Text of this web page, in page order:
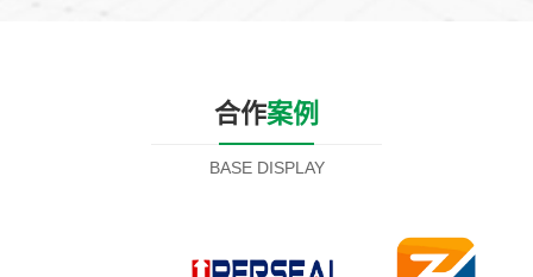
合作案例
BASE DISPLAY